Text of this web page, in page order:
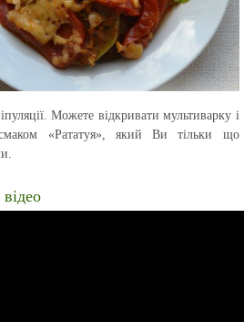
Можете відкривати мультиварку і
«Рататуя», який Ви тільки що